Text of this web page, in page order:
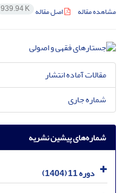
مشاهده مقاله اصل مقاله 939.94 K
مقالات آماده انتشار
شماره جاری
شماره‌های پیشین نشریه
دوره 11 (1404)